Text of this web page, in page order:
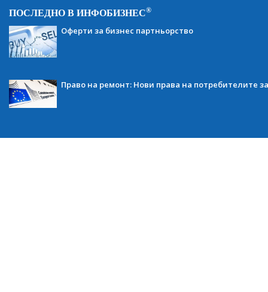
ПОСЛЕДНО В ИНФОБИЗНЕС®
Оферти за бизнес партньорство
Право на ремонт: Нови права на потребителите